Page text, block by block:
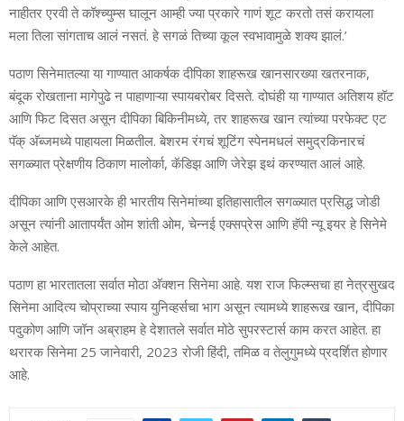
नाहीतर एरवी ते कॉश्च्युम्स घालून आम्ही ज्या प्रकारे गाणं शूट करतो तसं करायला
मला तिला सांगताच आलं नसतं. हे सगळं तिच्या कूल स्वभावामुळे शक्य झालं.’
पठाण सिनेमातल्या या गाण्यात आकर्षक दीपिका शाहरूख खानसारख्या खतरनाक,
बंदूक रोखताना मागेपुढे न पाहाणाऱ्या स्पायबरोबर दिसते. दोघंही या गाण्यात अतिशय हॉट
आणि फिट दिसत असून दीपिका बिकिनीमध्ये, तर शाहरूख खान त्यांच्या परफेक्ट एट
पॅक् अ‍ॅब्जमध्ये पाहायला मिळतील. बेशरम रंगचं शूटिंग स्पेनमधलं समुद्रकिनारचं
सगळ्यात प्रेक्षणीय ठिकाण मालोर्का, कॅडिझ आणि जेरेझ इथं करण्यात आलं आहे.
दीपिका आणि एसआरके ही भारतीय सिनेमांच्या इतिहासातील सगळ्यात प्रसिद्ध जोडी
असून त्यांनी आतापर्यंत ओम शांती ओम, चेन्नई एक्सप्रेस आणि हॅपी न्यू इयर हे सिनेमे
केले आहेत.
पठाण हा भारतातला सर्वात मोठा अ‍ॅक्शन सिनेमा आहे. यश राज फिल्म्सचा हा नेत्रसुखद
सिनेमा आदित्य चोप्राच्या स्पाय युनिव्हर्सचा भाग असून त्यामध्ये शाहरूख खान, दीपिका
पदुकोण आणि जॉन अब्राहम हे देशातले सर्वात मोठे सुपरस्टार्स काम करत आहेत. हा
थरारक सिनेमा 25 जानेवारी, 2023 रोजी हिंदी, तमिळ व तेलुगुमध्ये प्रदर्शित होणार
आहे.